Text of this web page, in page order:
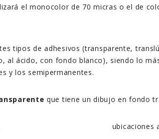
el monocolor de 70 micras o el de
tipos de adhesivos (transparente,
al ácido, con fondo blanco), siendo lo
y los semipermanentes.
que tiene un dibujo en fondo
ubicaciones